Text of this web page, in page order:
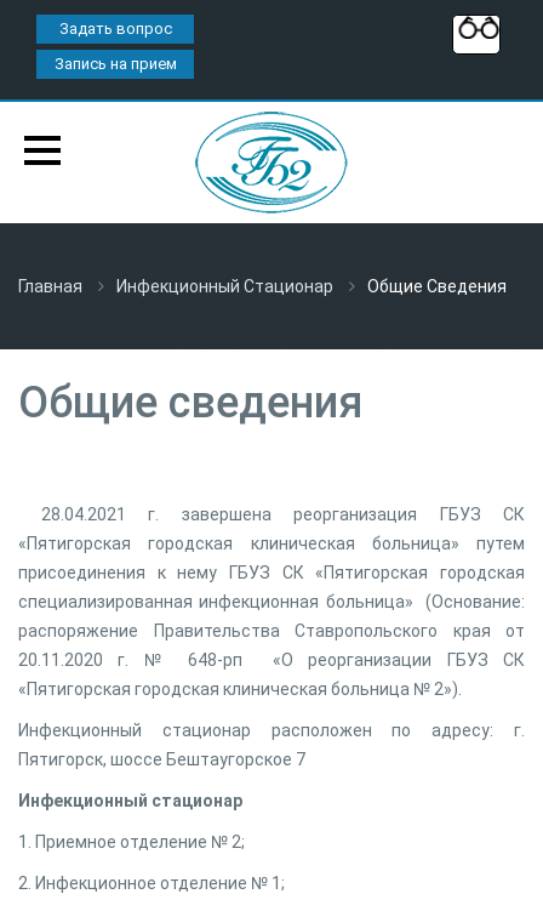
Задать вопрос
Запись на прием
Главная Инфекционный Стационар Общие Сведения
Общие сведения
28.04.2021 г. завершена реорганизация ГБУЗ СК
«Пятигорская городская клиническая больница» путем
присоединения к нему ГБУЗ СК «Пятигорская городская
специализированная инфекционная больница» (Основание:
распоряжение Правительства Ставропольского края от
20.11.2020 г. № 648-рп «О реорганизации ГБУЗ СК
«Пятигорская городская клиническая больница № 2»).
Инфекционный стационар расположен по адресу: г.
Пятигорск, шоссе Бештаугорское 7
Инфекционный стационар
1. Приемное отделение № 2;
2. Инфекционное отделение № 1;